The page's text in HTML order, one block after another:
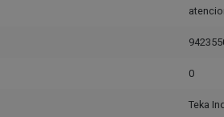
0
Teka